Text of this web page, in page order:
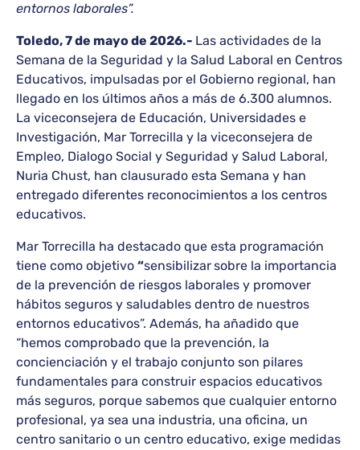
entornos laborales”.
Toledo, 7 de mayo de 2026.- Las actividades de la
Semana de la Seguridad y la Salud Laboral en Centros
Educativos, impulsadas por el Gobierno regional, han
llegado en los últimos años a más de 6.300 alumnos.
La viceconsejera de Educación, Universidades e
Investigación, Mar Torrecilla y la viceconsejera de
Empleo, Dialogo Social y Seguridad y Salud Laboral,
Nuria Chust, han clausurado esta Semana y han
entregado diferentes reconocimientos a los centros
educativos.
Mar Torrecilla ha destacado que esta programación
tiene como objetivo “sensibilizarsobre la importancia
de la prevención de riesgos laborales y promover
hábitos seguros y saludables dentro de nuestros
entornos educativos”. Además, ha añadido que
“hemos comprobado que la prevención, la
concienciación y el trabajo conjunto son pilares
fundamentales para construir espacios educativos
más seguros, porque sabemos que cualquier entorno
profesional, ya sea una industria, una oficina, un
centro sanitario o un centro educativo, exige medidas